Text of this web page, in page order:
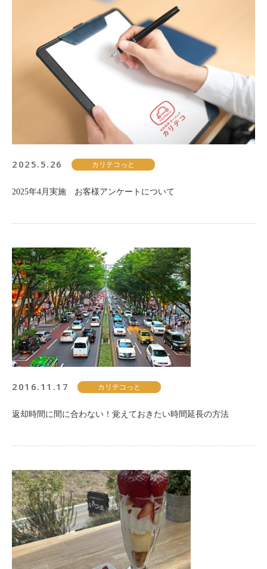
2025.5.26 カリテコっと
2025年4月実施 お客様アンケートについて
2016.11.17 カリテコっと
返却時間に間に合わない！覚えておきたい時間延長の方法